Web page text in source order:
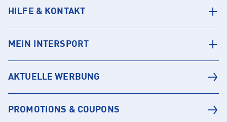
HILFE & KONTAKT
MEIN INTERSPORT
AKTUELLE WERBUNG
PROMOTIONS & COUPONS